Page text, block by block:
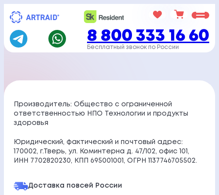
Перейти
содержимому
8 800 333 16 60
Бесплатный звонок по России
Производитель: Общество с ограниченной
ответственностью НПО Технологии и продукты
здоровья
Юридический, фактический и почтовый адрес:
170002, г.Тверь, ул. Коминтерна д. 47/102, офис 101,
ИНН 7702820230, КПП 695001001, ОГРН 1137746705502.
Доставка повсей России